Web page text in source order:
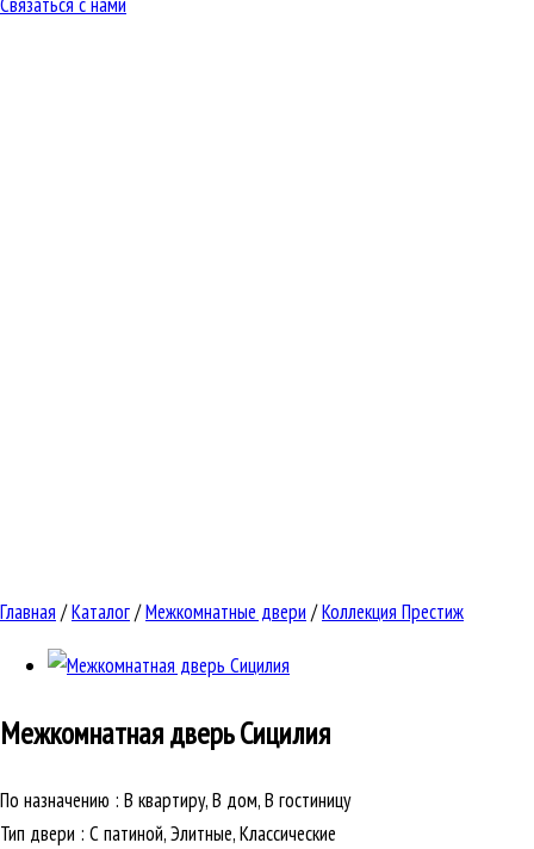
Главная /Каталог/Межкомнатные двери /Коллекция Престиж
Межкомнатная дверьСицилия
По назначению : В квартиру, В дом, В гостиницу
Тип двери : С патиной, Элитные, Классические